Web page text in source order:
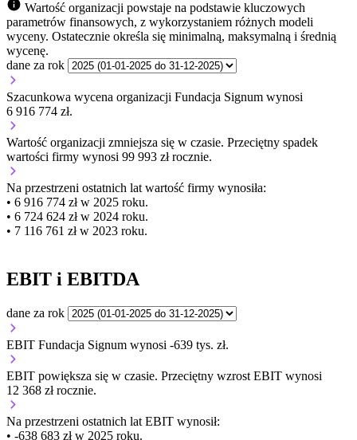
Wartość organizacji powstaje na podstawie kluczowych
parametrów finansowych, z wykorzystaniem różnych modeli
wyceny. Ostatecznie określa się minimalną, maksymalną i średnią
wycenę.
dane za rok
Szacunkowa wycena organizacji Fundacja Signum wynosi
6 916 774 zł.
Wartość organizacji zmniejsza się w czasie. Przeciętny spadek
wartości firmy wynosi 99 993 zł rocznie.
Na przestrzeni ostatnich lat wartość firmy wynosiła:
• 6 916 774 zł w 2025 roku.
• 6 724 624 zł w 2024 roku.
• 7 116 761 zł w 2023 roku.
EBIT i EBITDA
dane za rok
EBIT Fundacja Signum wynosi -639 tys. zł.
EBIT powiększa się w czasie. Przeciętny wzrost EBIT wynosi
12 368 zł rocznie.
Na przestrzeni ostatnich lat EBIT wynosił:
• -638 683 zł w 2025 roku.